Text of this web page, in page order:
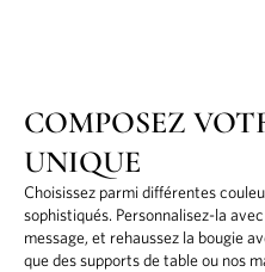
COMPOSEZ
UNIQUE
Choisissez parmi différentes
sophistiqués. Personnalisez-la
message, et rehaussez la bougie
que des supports de table ou nos